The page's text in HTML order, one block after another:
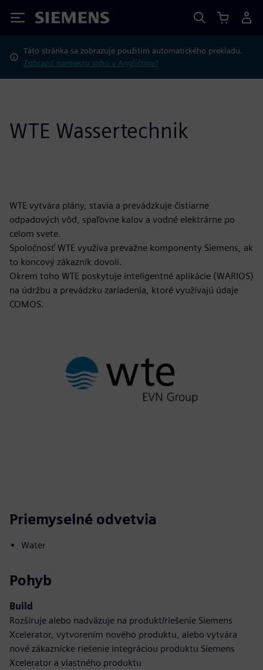
Siemens
Táto stránka sa zobrazuje použitím automatického prekladu.
Zobraziť namiesto toho v Angličtine?
WTE Wassertechnik
WTE vytvára plány, stavia a prevádzkuje čistiarne
odpadových vôd, spaľovne kalov a vodné elektrárne po
celom svete.
Spoločnosť WTE využíva prevažne komponenty Siemens, ak
to koncový zákazník dovolí.
Okrem toho WTE poskytuje inteligentné aplikácie (WARIOS)
na údržbu a prevádzku zariadenia, ktoré využívajú údaje
COMOS.
Priemyselné odvetvia
Water
Pohyb
Build
Rozširuje alebo nadväzuje na produkt/riešenie Siemens
Xcelerator, vytvorením nového produktu, alebo vytvára
nové zákaznícke riešenie integráciou produktu Siemens
Xcelerator a vlastného produktu